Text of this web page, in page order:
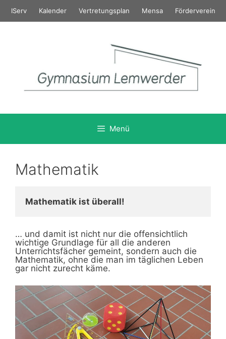
Inhalt
springen
IServ Kalender Vertretungsplan Mensa Förderverein
Menü
Mathematik
Mathematik ist überall!
… und damit ist nicht nur die offensichtlich
wichtige Grundlage für all die anderen
Unterrichtsfächer gemeint, sondern auch die
Mathematik, ohne die man im täglichen Leben
gar nicht zurecht käme.